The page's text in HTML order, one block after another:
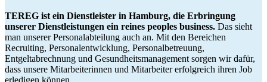
TEREG ist ein Dienstleister in Hamburg, die Erbringung
unserer Dienstleistungen ein reines peoples business. Das sieht
man unserer Personalabteilung auch an. Mit den Bereichen
Recruiting, Personalentwicklung, Personalbetreuung,
Entgeltabrechnung und Gesundheitsmanagement sorgen wir dafür,
dass unsere Mitarbeiterinnen und Mitarbeiter erfolgreich ihren Job
erledigen können.